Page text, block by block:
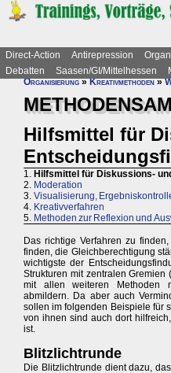
Direct-Action Antirepression
Debatten
Saasen/GI/Mittelhessen
Organisierung»Kreativmethoden»
Hilfsmittel für
1. Hilfsmittel für Diskussions-
2. Moderation
3. Visualisierung,
4. Kreativverfahren
5. Methoden zur Reflexion und
Das richtige Verfahren zu
finden, die Gleichberechtigung
wichtigste der
Strukturen mit zentralen Gremien
mit allen weiteren Methoden
abmildern. Da aber auch
sollen im folgenden Beispiele für
von ihnen sind auch dort
ist.
Blitzlichtrunde
Die Blitzlichtrunde dient dazu,